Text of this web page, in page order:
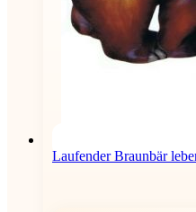
Laufender Braunbär